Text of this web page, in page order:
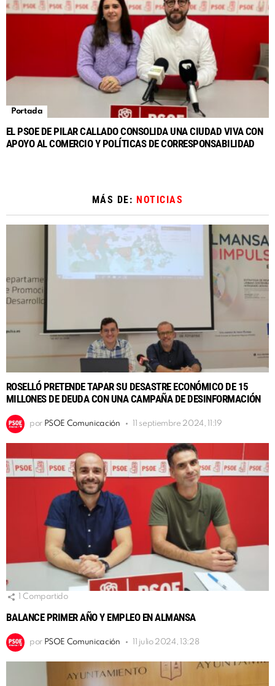
Portada
EL PSOE DE PILAR CALLADO CONSOLIDA UNA CIUDAD VIVA CON
APOYO AL COMERCIO Y POLÍTICAS DE CORRESPONSABILIDAD
MÁS DE: NOTICIAS
ROSELLÓ PRETENDE TAPAR SU DESASTRE ECONÓMICO DE 15
MILLONES DE DEUDA CON UNA CAMPAÑA DE DESINFORMACIÓN
por PSOE Comunicación 11 septiembre 2024, 11:19
Compartido
BALANCE PRIMER AÑO Y EMPLEO EN ALMANSA
por PSOE Comunicación 11 julio 2024, 13:28